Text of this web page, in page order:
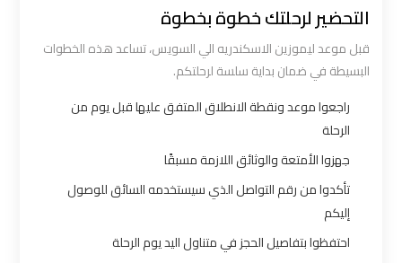
التحضير لرحلتك خطوة بخطوة
قبل موعد ليموزين الاسكندريه الي السويس، تساعد هذه الخطوات
البسيطة في ضمان بداية سلسة لرحلتكم.
راجعوا موعد ونقطة الانطلاق المتفق عليها قبل يوم من
الرحلة
جهزوا الأمتعة والوثائق اللازمة مسبقًا
تأكدوا من رقم التواصل الذي سيستخدمه السائق للوصول
إليكم
احتفظوا بتفاصيل الحجز في متناول اليد يوم الرحلة
القاهرة
الساخن
اسكندرية